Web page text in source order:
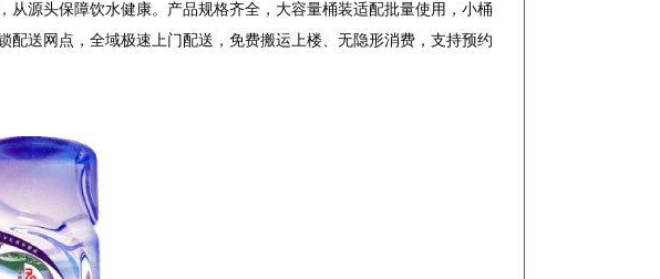
源头保障饮水健康。产品规格齐全，大容量桶装适配批量使用，小桶
送网点，全域极速上门配送，免费搬运上楼、无隐形消费，支持预约